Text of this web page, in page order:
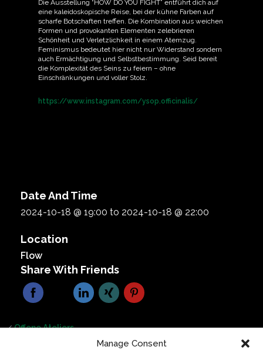
Manage Consent
Die Ausstellung “HOW DO YOU FIGHT” entführt dich auf
eine kaleidoskopische Reise, bei der kühne Farben auf
scharfe Botschaften treffen. Die Kombination aus weichen
Formen und provokanten Elementen zelebrieren
Schönheit und Verletzlichkeit in einem Atemzug.
Feminismus bedeutet hier nicht nur Widerstand sondern
auch Ermächtigung und Selbstbestimmung. Seid bereit
die Komplexität des Seins zu feiern – ohne
Einschränkungen und voller Stolz.
https://www.instagram.com/ysop.officinalis/
Date And Time
2024-10-18 @ 19:00 to 2024-10-18 @ 22:00
Location
Flow
Share With Friends
Offene Ateliers
CAVE CONNECTIONS // Tina Van De Weyer